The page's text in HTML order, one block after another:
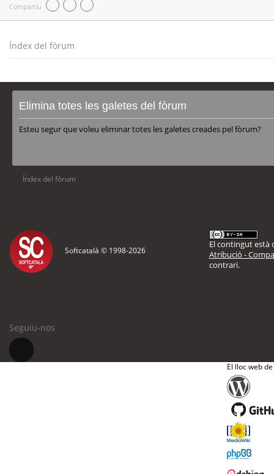
Compartiu
Índex del fòrum
Elimina totes les galetes del fòrum
Esteu segur que voleu eliminar totes les galetes creades pel fòrum?
Índex del fòrum
Softcatalà © 1998-2026
El contingut està
Atribució -
contrari.
Seguiu-nos
El lloc web